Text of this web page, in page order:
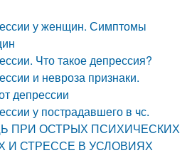
у женщин. Симптомы
Что такое депрессия?
и невроза признаки.
депрессии
у пострадавшего в чс.
ПРИ ОСТРЫХ ПСИХИЧЕСКИХ
И СТРЕССЕ В УСЛОВИЯХ